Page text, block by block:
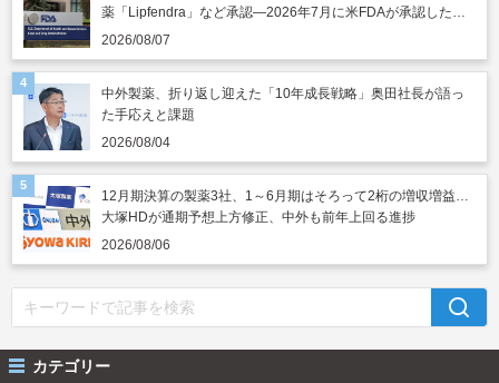
薬「Lipfendra」など承認―2026年7月に米FDAが承認した新
薬
2026/08/07
中外製薬、折り返し迎えた「10年成長戦略」奥田社長が語っ
た手応えと課題
2026/08/04
12月期決算の製薬3社、1～6月期はそろって2桁の増収増益…
大塚HDが通期予想上方修正、中外も前年上回る進捗
2026/08/06
カテゴリー